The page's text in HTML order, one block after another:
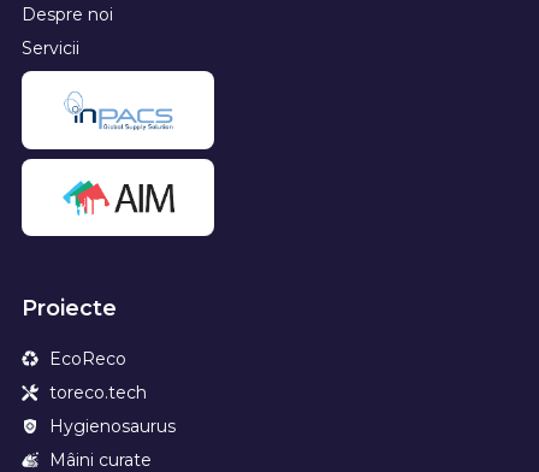
Despre noi
Servicii
Proiecte
EcoReco
toreco.tech
Hygienosaurus
Mâini curate